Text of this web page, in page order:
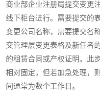
商业部企业注册局提交变更
线下柜台进行。需要提交的
变更公司名称，需要提交名
交管理层变更表格及新任者
的租赁合同或产权证明。此
相对固定，但若加急处理，
间通常为数个工作日。